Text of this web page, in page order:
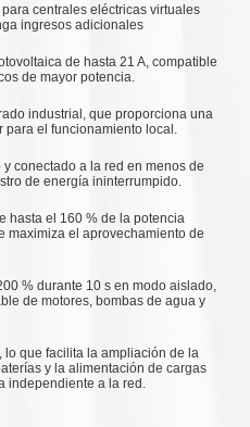
centrales eléctricas virtuales
ingresos adicionales
de hasta 21 A, compatible
de mayor potencia.
industrial, que proporciona una
para el funcionamiento local.
conectado a la red en menos de
de energía ininterrumpido.
hasta el 160 % de la potencia
maximiza el aprovechamiento de
% durante 10 s en modo aislado,
de motores, bombas de agua y
lo que facilita la ampliación de la
y la alimentación de cargas
independiente a la red.